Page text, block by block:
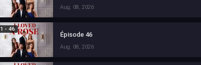
Aug. 08, 2026
1 - 46
Épisode 46
Aug. 08, 2026